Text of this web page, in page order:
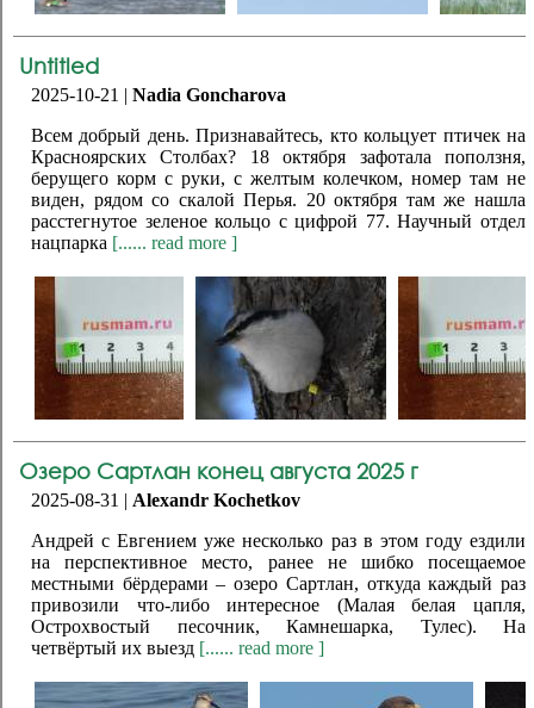
Untitled
2025-10-21 | Nadia Goncharova
Всем добрый день. Признавайтесь, кто кольцует птичек на
Красноярских Столбах? 18 октября зафотала поползня,
берущего корм с руки, с желтым колечком, номер там не
виден, рядом со скалой Перья. 20 октября там же нашла
расстегнутое зеленое кольцо с цифрой 77. Научный отдел
нацпарка [...... read more ]
Озеро Сартлан конец августа 2025 г
2025-08-31 | Alexandr Kochetkov
Андрей с Евгением уже несколько раз в этом году ездили
на перспективное место, ранее не шибко посещаемое
местными бёрдерами – озеро Сартлан, откуда каждый раз
привозили что-либо интересное (Малая белая цапля,
Острохвостый песочник, Камнешарка, Тулес). На
четвёртый их выезд [...... read more ]